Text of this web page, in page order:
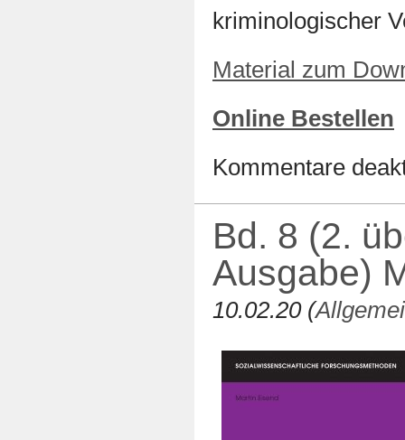
kriminologischer
Material zum
Online Bestellen
Kommentare
Bd. 8 (2.
Ausgabe)
10.02.20 (